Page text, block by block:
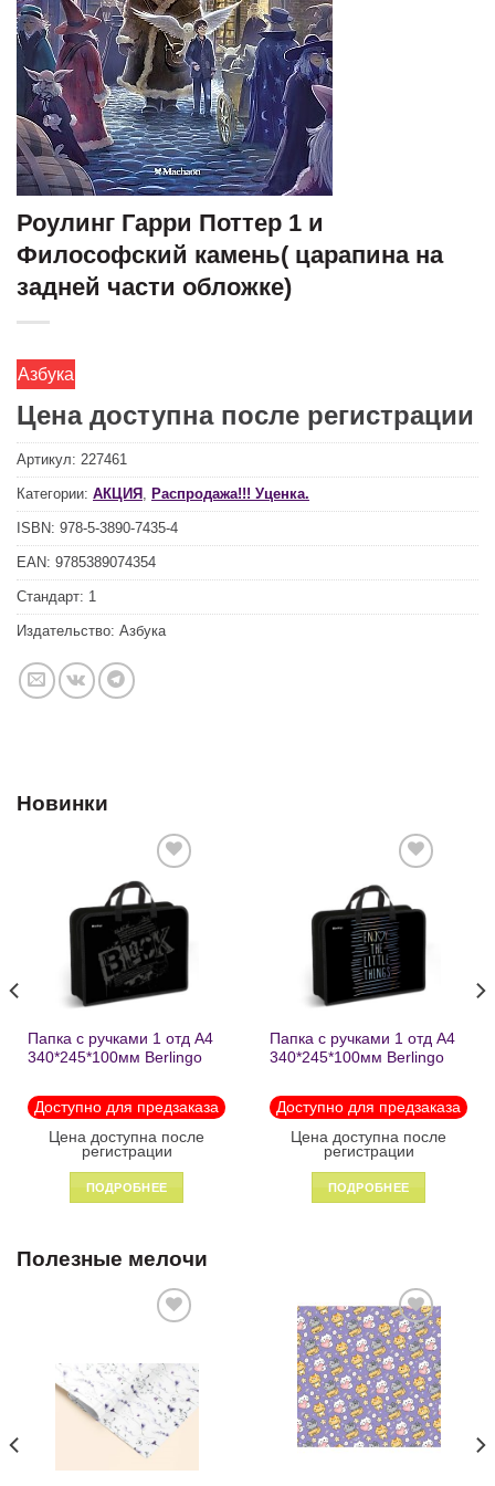
Роулинг Гарри Поттер 1 и
Философский камень( царапина на
задней части обложке)
Азбука
Цена доступна после регистрации
Артикул: 227461
Категории: АКЦИЯ , Распродажа!!! Уценка.
ISBN: 978-5-3890-7435-4
EAN: 9785389074354
Стандарт: 1
Издательство: Азбука
Новинки
Добавить
в список
желаний
Папка с ручками 1 отд А4
340*245*100мм Berlingo
молнии1246
Доступно для предзаказа
Цена доступна после
регистрации
ПОДРОБНЕЕ
Добавить
в список
желаний
Папка с ручками 1 отд А4
340*245*100мм Berlingo
пластик на молнии 1215
Доступно для предзаказа
Цена доступна после
регистрации
ПОДРОБНЕЕ
Полезные мелочи
желаний
Добавить
в список
желаний